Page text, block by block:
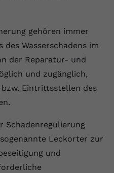
gehören immer
des Wasserschadens im
der Reparatur- und
und zugänglich,
Eintrittsstellen des
Schadenregulierung
Leckorter zur
und
gesetzte Cookie
zu speichern, welche
der Nutzer